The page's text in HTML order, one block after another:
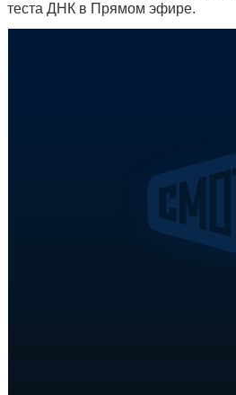
теста ДНК в Прямом эфире.